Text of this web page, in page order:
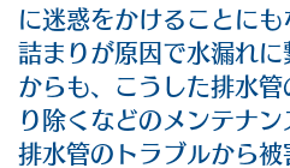
に迷惑をかけることにも
詰まりが原因で水漏れ
からも、こうした排水
り除くなどのメンテナン
排水管のトラブルから